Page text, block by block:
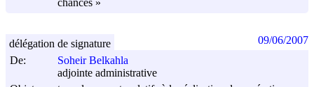
chances »
De:
Soheir Belkahla
adjointe administrative
délégation de signature 09/06/2007